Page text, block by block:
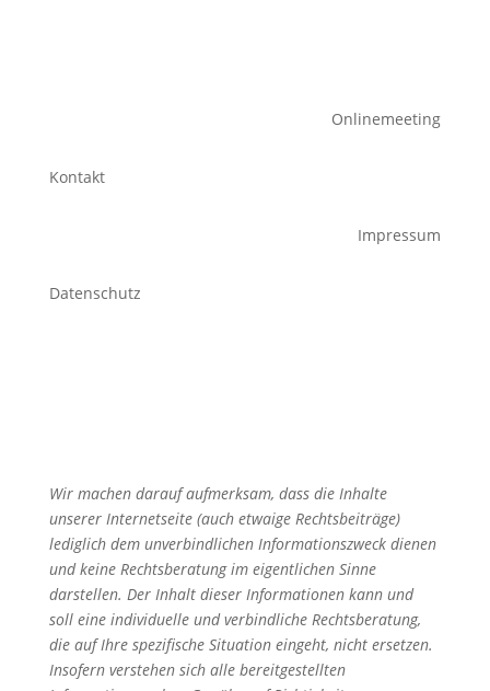
Onlinemeeting
Kontakt
Impressum
Datenschutz
Wir machen darauf aufmerksam, dass die Inhalte
unserer Internetseite (auch etwaige Rechtsbeiträge)
lediglich dem unverbindlichen Informationszweck dienen
und keine Rechtsberatung im eigentlichen Sinne
darstellen. Der Inhalt dieser Informationen kann und
soll eine individuelle und verbindliche Rechtsberatung,
die auf Ihre spezifische Situation eingeht, nicht ersetzen.
Insofern verstehen sich alle bereitgestellten